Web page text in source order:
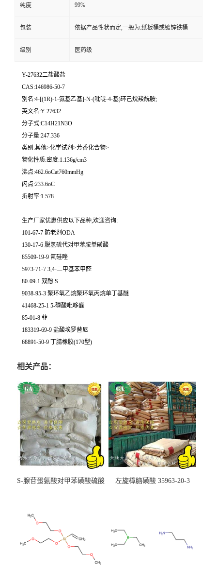
纯度 99%
包装 依据产品性状而定,一般为:纸板桶或镀锌铁桶
级别 医药级
Y-27632二盐酸盐
CAS:146986-50-7
别名:4-[(1R)-1-氨基乙基]-N-(吡啶-4-基)环己烷羧酰胺;
英文名:Y-27632
分子式:C14H21N3O
分子量:247.336
类别:其他>化学试剂>芳香化合物>
物化性质:密度:1.136g/cm3
沸点:462.6oCat760mmHg
闪点:233.6oC
折射率:1.578
生产厂家优惠供应以下品种,欢迎咨询:
101-67-7 防老剂ODA
130-17-6 脱氢硫代对甲苯胺单磺酸
85509-19-9 氟硅唑
5973-71-7 3,4-二甲基苯甲醛
80-09-1 双酚 S
9038-95-3 聚环氧乙烷聚环氧丙烷单丁基醚
41468-25-1 5-磷酸吡哆醛
85-01-8 菲
183319-69-9 盐酸埃罗替尼
68891-50-9 丁腈橡胶(170型)
相关产品：
S-腺苷蛋氨酸对甲苯磺酸硫酸
左旋樟脑磺酸 35963-20-3